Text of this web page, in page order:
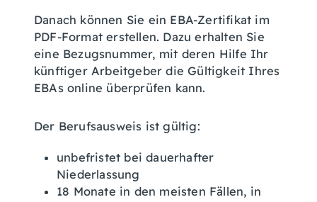
Danach können Sie ein EBA-Zertifikat im
PDF-Format erstellen. Dazu erhalten Sie
eine Bezugsnummer, mit deren Hilfe Ihr
künftiger Arbeitgeber die Gültigkeit Ihres
EBAs online überprüfen kann.
Der Berufsausweis ist gültig:
unbefristet bei dauerhafter
Niederlassung
18 Monate in den meisten Fällen, in